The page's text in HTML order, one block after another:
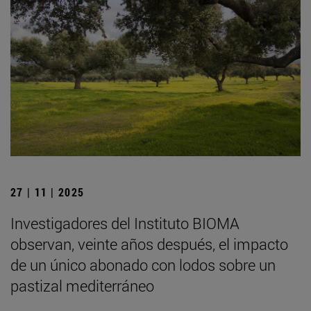
27 | 11 | 2025
Investigadores del Instituto BIOMA
observan, veinte años después, el impacto
de un único abonado con lodos sobre un
pastizal mediterráneo